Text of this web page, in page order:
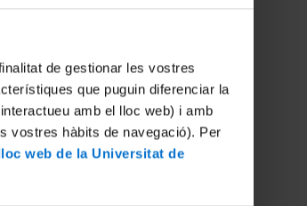
de gestionar les vostres
que puguin diferenciar la
amb el lloc web) i amb
vostres hàbits de navegació). Per
web de la Universitat de